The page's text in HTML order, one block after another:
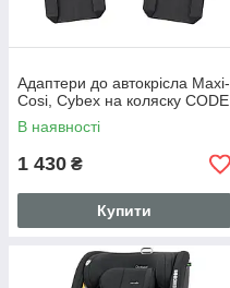
Адаптери до автокрісла Maxi-
Cosi, Cybex на коляску CODE
В наявності
1 430 ₴
Купити